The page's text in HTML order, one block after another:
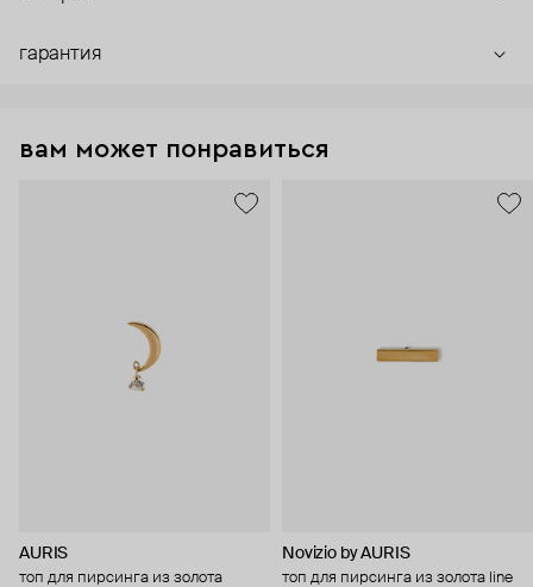
гарантия
вам может понравиться
AURIS
топ для пирсинга из золота
Novizio by AURIS
топ для пирсинга из золота line